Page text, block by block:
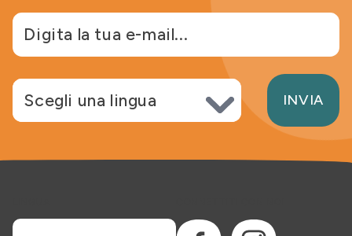
Scegli lingua
INVIA